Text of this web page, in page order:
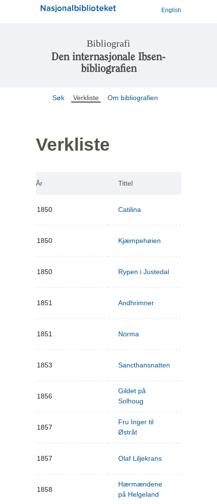
English
Bibliografi
Den internasjonale Ibsen-
bibliografien
Søk Verkliste Om bibliografien
Verkliste
År Tittel
1850 Catilina
1850 Kjæmpehøien
1850 Rypen i Justedal
1851 Andhrimner
1851 Norma
1853 Sancthansnatten
1856
Gildet på
Solhoug
1857
Fru Inger til
Østråt
1857 Olaf Liljekrans
1858
Hærmændene
på Helgeland